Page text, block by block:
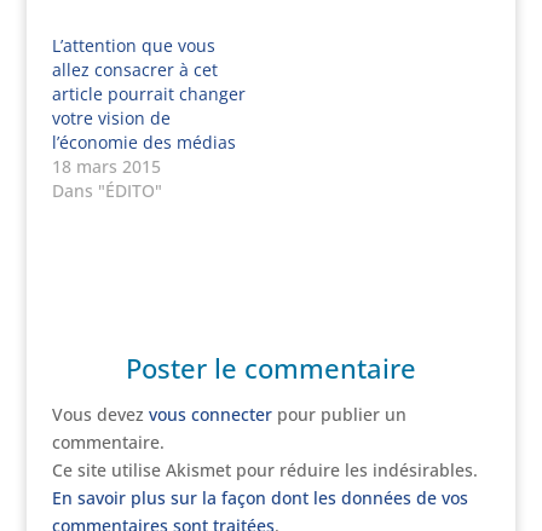
L’attention que vous
allez consacrer à cet
article pourrait changer
votre vision de
l’économie des médias
18 mars 2015
Dans "ÉDITO"
Poster le commentaire
Vous devez vous connecterpour publier un
commentaire.
Ce site utilise Akismet pour réduire les indésirables.
En savoir plus sur la façon dont les données de vos
commentaires sont traitées.